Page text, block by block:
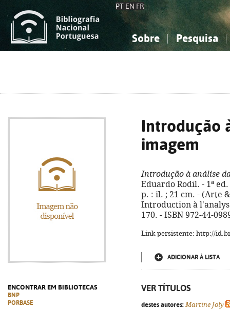
PT EN FR
Sobre Pesquisa
ENCONTRAR EM BIBLIOTECAS
BNP
PORBASE
Introdução
imagem
Introdução à análise
Eduardo Rodil. - 1ª
p. : il. ; 21 cm. - (Arte
Introduction à
170. - ISBN 972-44-
Link persistente: http://
ADICIONAR À LISTA
VER TÍTULOS
destes autores: Martine Joly